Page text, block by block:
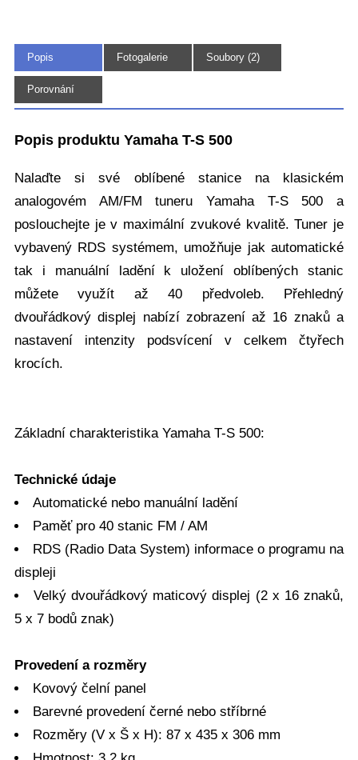
Popis Fotogalerie Soubory (2)
Porovnání
Popis produktu Yamaha T-S 500
Nalaďte si své oblíbené stanice na klasickém
analogovém AM/FM tuneru Yamaha T-S 500 a
poslouchejte je v maximální zvukové kvalitě. Tuner je
vybavený RDS systémem, umožňuje jak automatické
tak i manuální ladění k uložení oblíbených stanic
můžete využít až 40 předvoleb. Přehledný
dvouřádkový displej nabízí zobrazení až 16 znaků a
nastavení intenzity podsvícení v celkem čtyřech
krocích.
Základní charakteristika Yamaha T-S 500:
Technické údaje
Automatické nebo manuální ladění
Paměť pro 40 stanic FM / AM
RDS (Radio Data System) informace o programu na
displeji
Velký dvouřádkový maticový displej (2 x 16 znaků,
5 x 7 bodů znak)
Provedení a rozměry
Kovový čelní panel
Barevné provedení černé nebo stříbrné
Rozměry (V x Š x H): 87 x 435 x 306 mm